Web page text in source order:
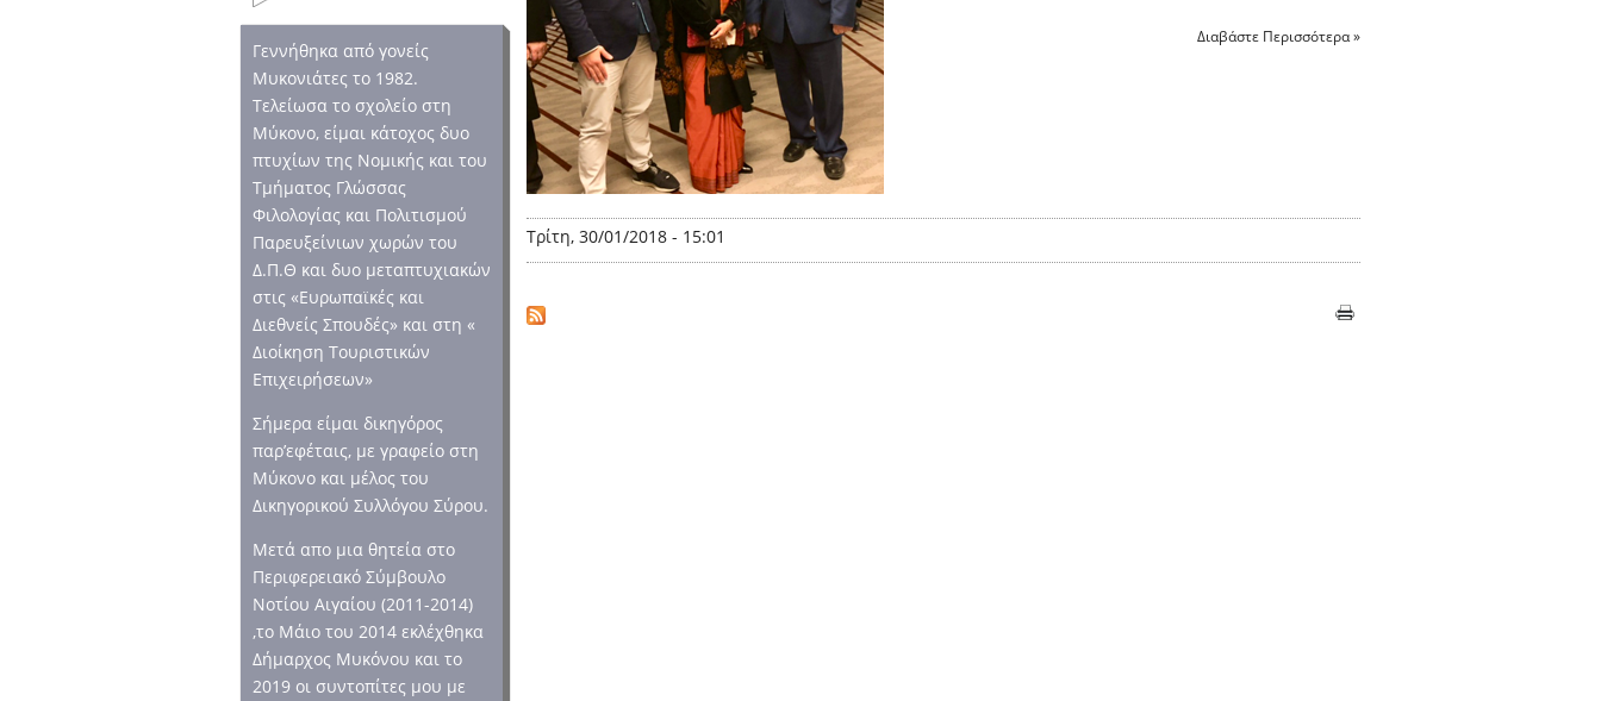
Γεννήθηκα από γονείς
Μυκονιάτες το 1982.
Τελείωσα το σχολείο στη
Μύκονο, είμαι κάτοχος δυο
πτυχίων της Νομικής και του
Τμήματος Γλώσσας
Φιλολογίας και Πολιτισμού
Παρευξείνιων χωρών του
Δ.Π.Θ και δυο μεταπτυχιακών
στις «Ευρωπαϊκές και
Διεθνείς Σπουδές» και στη «
Διοίκηση Τουριστικών
Επιχειρήσεων»
Σήμερα είμαι δικηγόρος
παρ’εφέταις, με γραφείο στη
Μύκονο και μέλος του
Δικηγορικού Συλλόγου Σύρου.
Μετά απο μια θητεία στο
Περιφερειακό Σύμβουλο
Νοτίου Αιγαίου (2011-2014)
,το Μάιο του 2014 εκλέχθηκα
Δήμαρχος Μυκόνου και το
2019 οι συντοπίτες μου με
Διαβάστε Περισσότερα »
Τρίτη, 30/01/2018 - 15:01